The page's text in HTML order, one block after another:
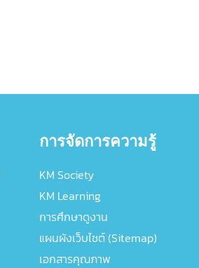
การจัดการความรู้
KM Society
KM Learning
การศึกษาดูงาน
แผนผังเว็บไซต์ (Sitemap)
เอกสารคุณภาพ